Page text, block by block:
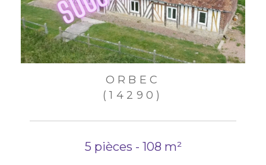
ORBEC
(14290)
5 pièces - 108 m²